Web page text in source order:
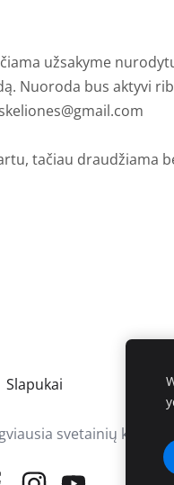
užsakyme
Nuoroda bus aktyvi
tačiau draudžiama
Slapukai
svetainių kūrimo